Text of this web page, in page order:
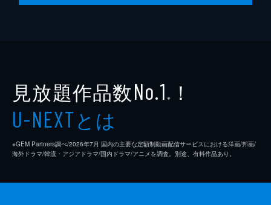
見放題作品数No.1 ※ ！
U-NEXTとは
※GEM Partners調べ/2026年7⽉ 国内の主要な定額制動画配信サービスにおける洋画/邦画/
海外ドラマ/韓流・アジアドラマ/国内ドラマ/アニメを調査。別途、有料作品あり。